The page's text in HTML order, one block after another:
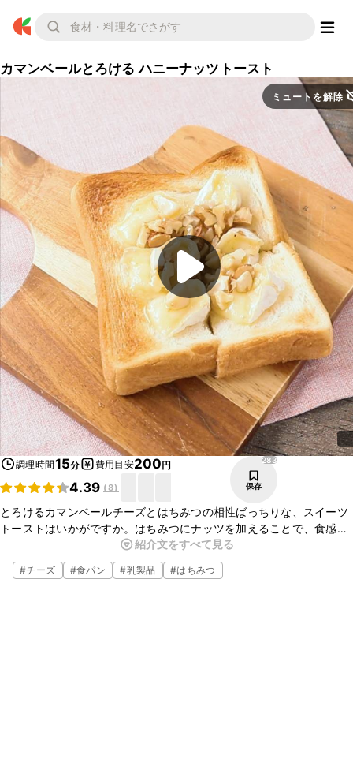
カマンベールとろける ハニーナッツトースト
ミュートを解除
調理時間15分 費用目安200円
4.39 (8)
283
保存
とろけるカマンベールチーズとはちみつの相性ばっちりな、スイーツ
トーストはいかがですか。はちみつにナッツを加えることで、食感も
楽しい仕上がりです。お休みの日のブランチにもおすすめですよ。ぜ
ひ、お試しください。
紹介文をすべて見る
#チーズ #食パン #乳製品 #はちみつ